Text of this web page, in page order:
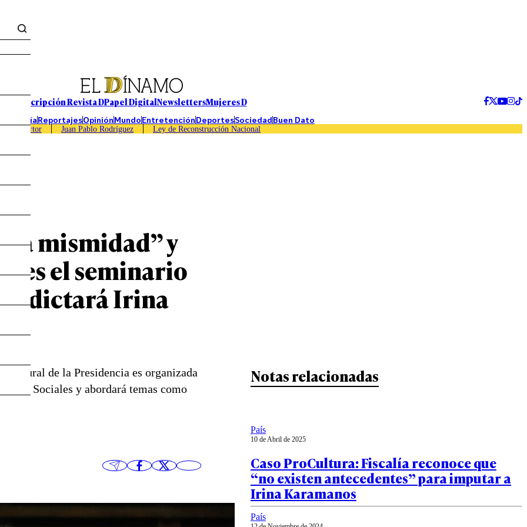
Suscripción Revista DPapel DigitalNewslettersMujeres D
EconomíaReportajesOpiniónMundoEntretenciónDeportesSociedadBuen Dato
Caso Sartor Juan Pablo Rodríguez Ley de Reconstrucción Nacional
la mismidad” y
es el seminario
dictará Irina
de la Presidencia es organizada
Sociales y abordará temas como
Notas relacionadas
País
10 de Abril de 2025
Caso ProCultura: Fiscalía reconoce que
“no existen antecedentes” para imputar a
Irina Karamanos
País